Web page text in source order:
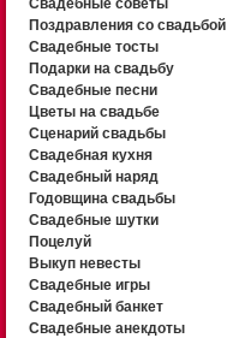
Свадебные советы
Поздравления со свадьбой
Свадебные тосты
Подарки на свадьбу
Свадебные песни
Цветы на свадьбе
Сценарий свадьбы
Свадебная кухня
Свадебный наряд
Годовщина свадьбы
Свадебные шутки
Поцелуй
Выкуп невесты
Свадебные игры
Свадебный банкет
Свадебные анекдоты